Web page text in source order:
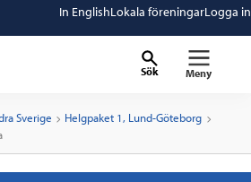
In EnglishLokala föreningarLogga in
Sök Meny
Sverige
Helgpaket 1, Lund-Göteborg